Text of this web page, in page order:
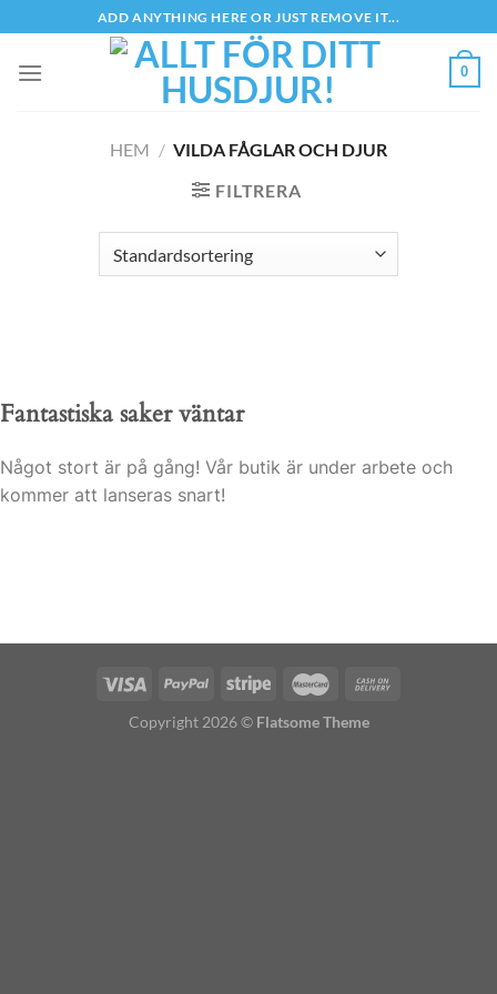
to
content
ADD ANYTHING HERE OR JUST REMOVE IT...
0
HEM / VILDA FÅGLAR OCH DJUR
FILTRERA
Fantastiska saker väntar
Något stort är på gång! Vår butik är under arbete och
kommer att lanseras snart!
Copyright 2026 © Flatsome Theme